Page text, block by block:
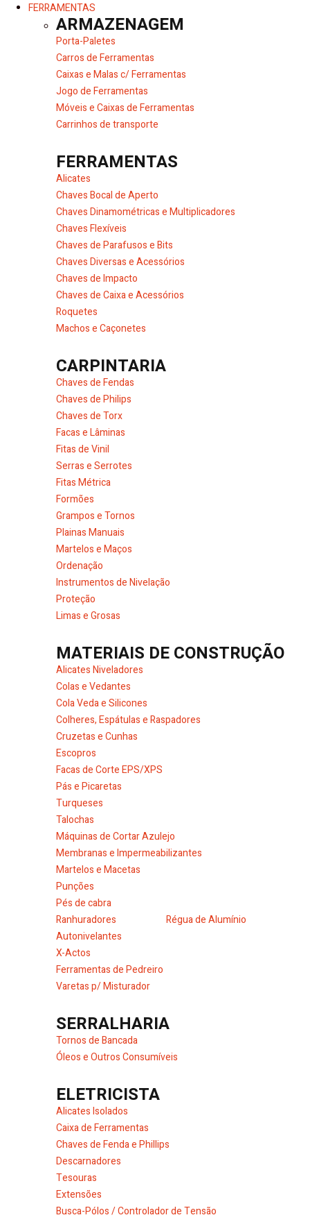
FERRAMENTAS
ARMAZENAGEM
Porta-Paletes
Carros de Ferramentas
Caixas e Malas c/ Ferramentas
Jogo de Ferramentas
Móveis e Caixas de Ferramentas
Carrinhos de transporte
FERRAMENTAS
Alicates
Chaves Bocal de Aperto
Chaves Dinamométricas e Multiplicadores
Chaves Flexíveis
Chaves de Parafusos e Bits
Chaves Diversas e Acessórios
Chaves de Impacto
Chaves de Caixa e Acessórios
Roquetes
Machos e Caçonetes
CARPINTARIA
Chaves de Fendas
Chaves de Philips
Chaves de Torx
Facas e Lâminas
Fitas de Vinil
Serras e Serrotes
Fitas Métrica
Formões
Grampos e Tornos
Plainas Manuais
Martelos e Maços
Ordenação
Instrumentos de Nivelação
Proteção
Limas e Grosas
MATERIAIS DE CONSTRUÇÃO
Alicates Niveladores
Colas e Vedantes
Cola Veda e Silicones
Colheres, Espátulas e Raspadores
Cruzetas e Cunhas
Escopros
Facas de Corte EPS/XPS
Pás e Picaretas
Turqueses
Talochas
Máquinas de Cortar Azulejo
Membranas e Impermeabilizantes
Martelos e Macetas
Punções
Pés de cabra
Ranhuradores
Régua de Alumínio
Autonivelantes
X-Actos
Ferramentas de Pedreiro
Varetas p/ Misturador
SERRALHARIA
Tornos de Bancada
Óleos e Outros Consumíveis
ELETRICISTA
Alicates Isolados
Caixa de Ferramentas
Chaves de Fenda e Phillips
Descarnadores
Tesouras
Extensões
Busca-Pólos / Controlador de Tensão